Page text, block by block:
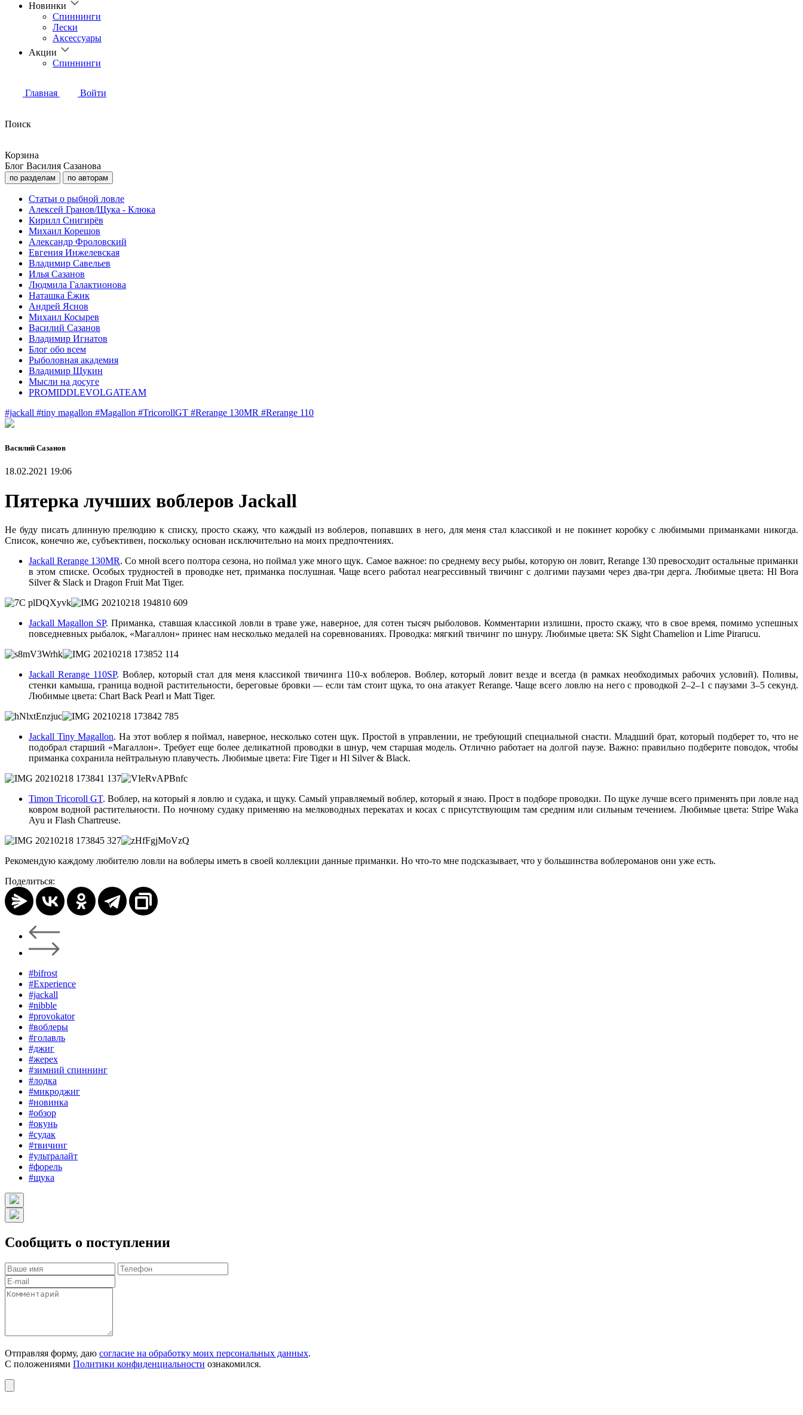
Новинки
Спиннинги
Лески
Аксессуары
Акции
Спиннинги
Главная Войти
Поиск
Корзина
Блог Василия Сазанова
по разделам по авторам
Статьи о рыбной ловле
Алексей Гранов/Щука - Клюка
Кирилл Снигирёв
Михаил Корешов
Александр Фроловский
Евгения Инжелевская
Владимир Савельев
Илья Сазанов
Людмила Галактионова
Наташка Ёжик
Андрей Яснов
Михаил Косырев
Василий Сазанов
Владимир Игнатов
Блог обо всем
Рыболовная академия
Владимир Щукин
Мысли на досуге
PROMIDDLEVOLGATEAM
#jackall #tiny magallon #Magallon #TricorollGT #Rerange 130MR #Rerange 110
Василий Сазанов
18.02.2021 19:06
Пятерка лучших воблеров Jackall
Не буду писать длинную прелюдию к списку, просто скажу, что каждый из воблеров, попавших в него, для меня стал классикой и не покинет коробку с любимыми приманками никогда.
Список, конечно же, субъективен, поскольку основан исключительно на моих предпочтениях.
Jackall Rerange 130MR. Со мной всего полтора сезона, но поймал уже много щук. Самое важное: по среднему весу рыбы, которую он ловит, Rerange 130 превосходит остальные приманки
в этом списке. Особых трудностей в проводке нет, приманка послушная. Чаще всего работал неагрессивный твичинг с долгими паузами через два-три дерга. Любимые цвета: Hl Bora
Silver & Slack и Dragon Fruit Mat Tiger.
Jackall Magallon SP. Приманка, ставшая классикой ловли в траве уже, наверное, для сотен тысяч рыболовов. Комментарии излишни, просто скажу, что в свое время, помимо успешных
повседневных рыбалок, «Магаллон» принес нам несколько медалей на соревнованиях. Проводка: мягкий твичинг по шнуру. Любимые цвета: SK Sight Chamelion и Lime Pirarucu.
Jackall Rerange 110SP. Воблер, который стал для меня классикой твичинга 110-х воблеров. Воблер, который ловит везде и всегда (в рамках необходимых рабочих условий). Поливы,
стенки камыша, граница водной растительности, береговые бровки — если там стоит щука, то она атакует Rerange. Чаще всего ловлю на него с проводкой 2–2–1 с паузами 3–5 секунд.
Любимые цвета: Chart Back Pearl и Matt Tiger.
Jackall Tiny Magallon. На этот воблер я поймал, наверное, несколько сотен щук. Простой в управлении, не требующий специальной снасти. Младший брат, который подберет то, что не
подобрал старший «Магаллон». Требует еще более деликатной проводки в шнур, чем старшая модель. Отлично работает на долгой паузе. Важно: правильно подберите поводок, чтобы
приманка сохранила нейтральную плавучесть. Любимые цвета: Fire Tiger и Hl Silver & Black.
Timon Tricoroll GT. Воблер, на который я ловлю и судака, и щуку. Самый управляемый воблер, который я знаю. Прост в подборе проводки. По щуке лучше всего применять при ловле над
ковром водной растительности. По ночному судаку применяю на мелководных перекатах и косах с присутствующим там средним или сильным течением. Любимые цвета: Stripe Waka
Ayu и Flash Chartreuse.
Рекомендую каждому любителю ловли на воблеры иметь в своей коллекции данные приманки. Но что-то мне подсказывает, что у большинства воблероманов они уже есть.
Поделиться:
#bifrost
#Experience
#jackall
#nibble
#provokator
#воблеры
#голавль
#джиг
#жерех
#зимний спиннинг
#лодка
#микроджиг
#новинка
#обзор
#окунь
#судак
#твичинг
#ультралайт
#форель
#щука
Сообщить о поступлении
Отправляя форму, даю согласие на обработку моих персональных данных.
С положениями Политики конфиденциальности ознакомился.